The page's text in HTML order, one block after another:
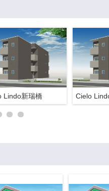
Lindo新瑞橋 Cielo